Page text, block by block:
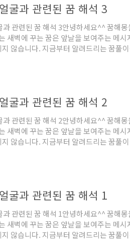
건건 눈속임수로 잘 홀리게 됩니다. 또한
굴과 관련된 꿈 해석 3
관련된 꿈 해석 3안녕하세요^^ 꿈해
새벽에 꾸는 꿈은 앞날을 보여주는 메
않습니다. 지금부터 알려드리는 꿈풀
불쾌해지거나 속상한 일을 체험하게 됨을
리고 꾸준히 노력한 대가로 많은 재물을
굴과 관련된 꿈 해석 2
관련된 꿈 해석 2안녕하세요^^ 꿈해
새벽에 꾸는 꿈은 앞날을 보여주는 메
않습니다. 지금부터 알려드리는 꿈풀
금 해가 사람의 얼굴로 변하여 방긋 웃는
굴이 보이는 꿈거울에 자기 얼굴이 보이
굴과 관련된 꿈 해석 1
관련된 꿈 해석 1안녕하세요^^ 꿈해
새벽에 꾸는 꿈은 앞날을 보여주는 메
않습니다. 지금부터 알려드리는 꿈풀